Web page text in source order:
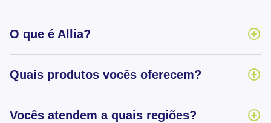
O que é Allia?
Quais produtos vocês oferecem?
Vocês atendem a quais regiões?